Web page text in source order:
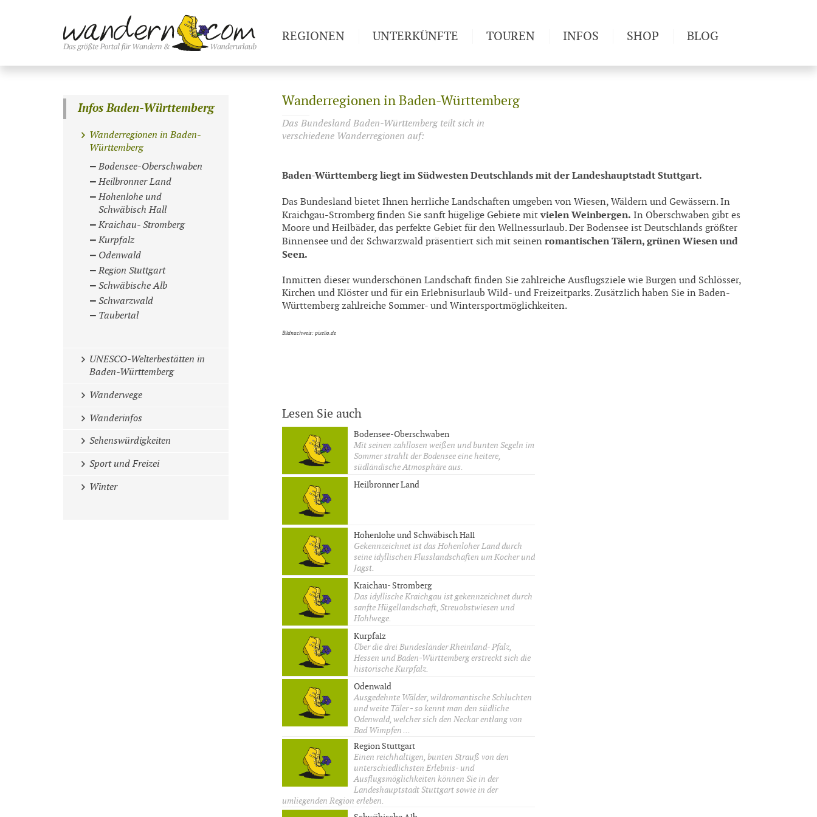
Wanderregionen in Baden-Württemberg
Das Bundesland Baden-Württemberg teilt sich in
verschiedene Wanderregionen auf:
Baden-Württemberg liegt im Südwesten Deutschlands mit der Landeshauptstadt Stuttgart.
Das Bundesland bietet Ihnen herrliche Landschaften umgeben von Wiesen, Wäldern und Gewässern. In
Kraichgau-Stromberg finden Sie sanft hügelige Gebiete mitvielen Weinbergen. In Oberschwaben gibt es
Moore und Heilbäder, das perfekte Gebiet für den Wellnessurlaub. Der Bodensee ist Deutschlands größter
Binnensee und der Schwarzwald präsentiert sich mit seinen romantischen Tälern, grünen Wiesen und
Seen.
Inmitten dieser wunderschönen Landschaft finden Sie zahlreiche Ausflugsziele wie Burgen und Schlösser,
Kirchen und Klöster und für ein Erlebnisurlaub Wild- und Freizeitparks. Zusätzlich haben Sie in Baden-
Württemberg zahlreiche Sommer- und Wintersportmöglichkeiten.
Bildnachweis: pixelio.de
Lesen Sie auch
Bodensee-Oberschwaben
Mit seinen zahllosen weißen und bunten Segeln im
Sommer strahlt der Bodensee eine heitere,
südländische Atmosphäre aus.
Heilbronner Land
Hohenlohe und Schwäbisch Hall
Gekennzeichnet ist das Hohenloher Land durch
seine idyllischen Flusslandschaften um Kocher und
Jagst.
Kraichau- Stromberg
Das idyllische Kraichgau ist gekennzeichnet durch
sanfte Hügellandschaft, Streuobstwiesen und
Hohlwege.
Kurpfalz
Über die drei Bundesländer Rheinland- Pfalz,
Hessen und Baden-Württemberg erstreckt sich die
historische Kurpfalz.
Odenwald
Ausgedehnte Wälder, wildromantische Schluchten
und weite Täler - so kennt man den südliche
Odenwald, welcher sich den Neckar entlang von
Bad Wimpfen ...
Region Stuttgart
Einen reichhaltigen, bunten Strauß von den
unterschiedlichsten Erlebnis- und
Ausflugsmöglichkeiten können Sie in der
Landeshauptstadt Stuttgart sowie in der
umliegenden Region erleben.
Infos Baden-Württemberg
Wanderregionen in Baden-
Württemberg
Bodensee-Oberschwaben
Heilbronner Land
Hohenlohe und
Schwäbisch Hall
Kraichau- Stromberg
Kurpfalz
Odenwald
Region Stuttgart
Schwäbische Alb
Schwarzwald
Taubertal
UNESCO-Welterbestätten in
Baden-Württemberg
Wanderwege
Wanderinfos
Sehenswürdigkeiten
Sport und Freizei
Winter
REGIONEN UNTERKÜNFTE TOUREN INFOS SHOP BLOG